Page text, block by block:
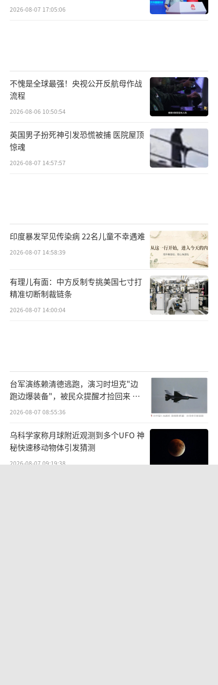
2026-08-07 17:05:06
不愧是全球最强！央视公开反航母作战
流程
2026-08-06 10:50:54
英国男子扮死神引发恐慌被捕 医院屋顶
惊魂
2026-08-07 14:57:57
印度暴发罕见传染病 22名儿童不幸遇难
2026-08-07 14:58:39
有理儿有面：中方反制专挑美国七寸打
精准切断制裁链条
2026-08-07 14:00:04
台军演练赖清德逃跑，演习时坦克"边
跑边爆装备"，被民众提醒才捡回来 演
习状况频出引发关注
2026-08-07 08:55:36
乌科学家称月球附近观测到多个UFO 神
秘快速移动物体引发猜测
2026-08-07 09:19:38